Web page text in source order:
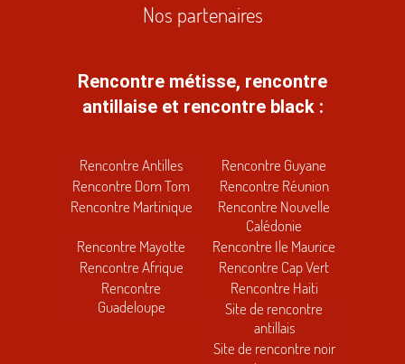
Nos partenaires
Rencontre métisse, rencontre
antillaise et rencontre black :
Rencontre Antilles
Rencontre Dom Tom
Rencontre Martinique
Rencontre Guyane
Rencontre Réunion
Rencontre Nouvelle
Calédonie
Rencontre Mayotte
Rencontre Afrique
Rencontre
Guadeloupe
Rencontre Ile Maurice
Rencontre Cap Vert
Rencontre Haiti
Site de rencontre
antillais
Site de rencontre noir